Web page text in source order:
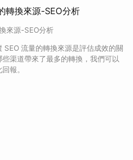
轉換來源-SEO分析
來源-SEO分析
SEO 流量的轉換來源是評估成效的關
渠道帶來了最多的轉換，我們可以
報。